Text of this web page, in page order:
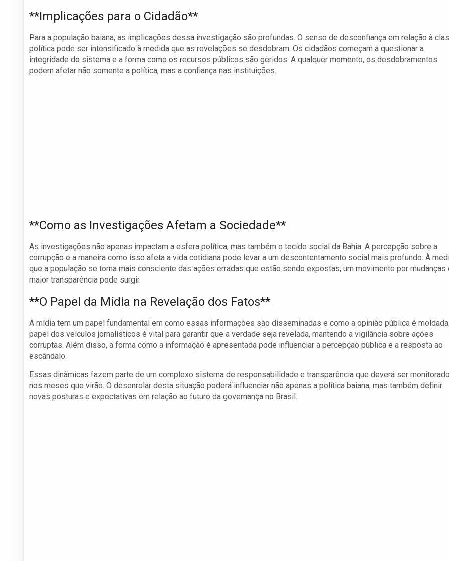
**Implicações para o Cidadão**
Para a população baiana, as implicações dessa investigação são profundas. O senso de desconfiança em relação à
política pode ser intensificado à medida que as revelações se desdobram. Os cidadãos começam a questionar a
integridade do sistema e a forma como os recursos públicos são geridos. A qualquer momento, os desdobramentos
podem afetar não somente a política, mas a confiança nas instituições.
**Como as Investigações Afetam a Sociedade**
As investigações não apenas impactam a esfera política, mas também o tecido social da Bahia. A percepção sobre a
corrupção e a maneira como isso afeta a vida cotidiana pode levar a um descontentamento social mais profundo. À
que a população se torna mais consciente das ações erradas que estão sendo expostas, um movimento por mudanças
maior transparência pode surgir.
**O Papel da Mídia na Revelação dos Fatos**
A mídia tem um papel fundamental em como essas informações são disseminadas e como a opinião pública é
papel dos veículos jornalísticos é vital para garantir que a verdade seja revelada, mantendo a vigilância sobre ações
corruptas. Além disso, a forma como a informação é apresentada pode influenciar a percepção pública e a resposta ao
escândalo.
Essas dinâmicas fazem parte de um complexo sistema de responsabilidade e transparência que deverá ser
nos meses que virão. O desenrolar desta situação poderá influenciar não apenas a política baiana, mas também definir
novas posturas e expectativas em relação ao futuro da governança no Brasil.